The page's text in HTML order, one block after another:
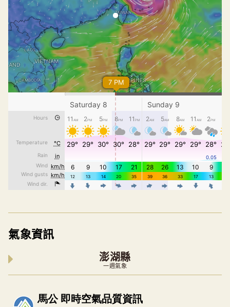
氣象資訊
澎湖縣
一週氣象
內嵌空氣品質小工具為視覺預覽，完整即時空